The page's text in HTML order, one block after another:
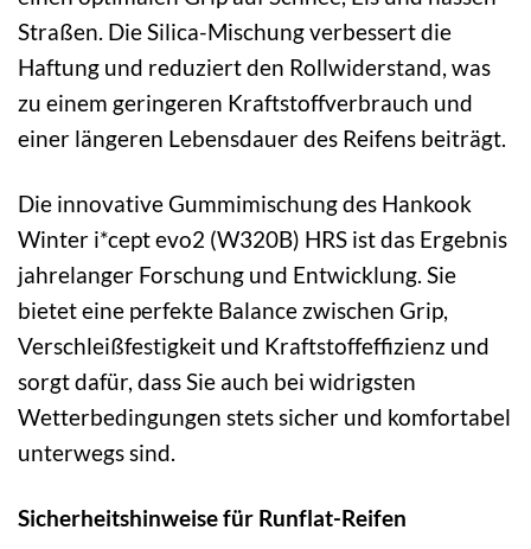
Straßen. Die Silica-Mischung verbessert die
Haftung und reduziert den Rollwiderstand, was
zu einem geringeren Kraftstoffverbrauch und
einer längeren Lebensdauer des Reifens beiträgt.
Die innovative Gummimischung des Hankook
Winter i*cept evo2 (W320B) HRS ist das Ergebnis
jahrelanger Forschung und Entwicklung. Sie
bietet eine perfekte Balance zwischen Grip,
Verschleißfestigkeit und Kraftstoffeffizienz und
sorgt dafür, dass Sie auch bei widrigsten
Wetterbedingungen stets sicher und komfortabel
unterwegs sind.
Sicherheitshinweise für Runflat-Reifen